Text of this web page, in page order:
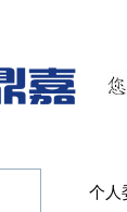
个人